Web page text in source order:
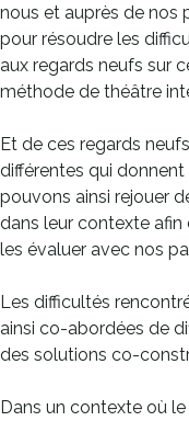
nous et auprès de nos
pour résoudre les
aux regards neufs sur
méthode de théâtre
Et de ces regards
différentes qui
pouvons ainsi rejouer
dans leur contexte afin
les évaluer avec nos
Les difficultés
ainsi co-abordées de
des solutions co-
Dans un contexte où